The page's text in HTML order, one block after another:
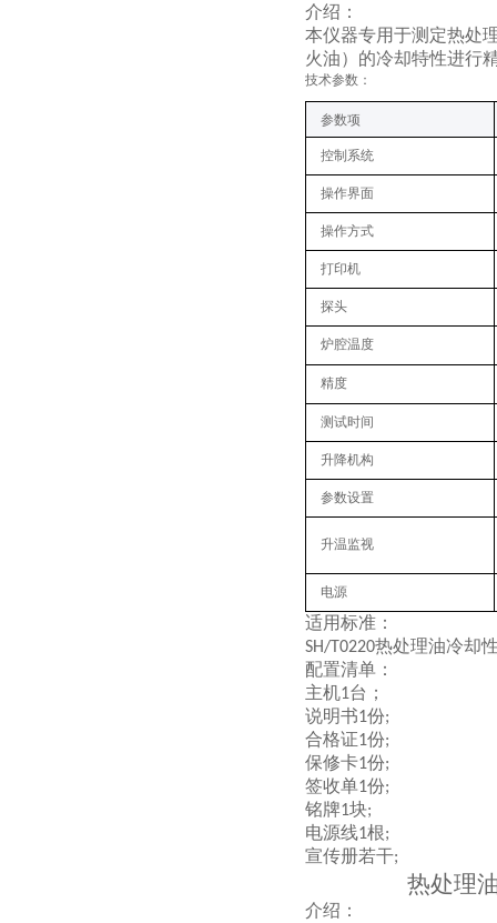
介绍：
本仪器专用于测定热处
火油）的冷却特性进行
技术参数：
参数项
控制系统
操作界面
操作方式
打印机
探头
炉腔温度
精度
测试时间
升降机构
参数设置
升温监视
电源
适用标准：
SH/T0220热处理油冷却
配置清单：
主机1台；
说明书1份;
合格证1份;
保修卡1份;
签收单1份;
铭牌1块;
电源线1根;
宣传册若干;
热处理
介绍：